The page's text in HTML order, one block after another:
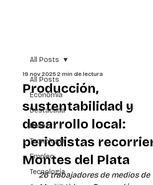
All Posts
Economía
Destacada
Belleza
Tecnología
Empleo
Tecnología
All Posts
Producción,
sustentabilidad y
desarrollo local:
periodistas
Montes del Plata
19 nov 20252 min de lectura
26 trabajadores de medios de